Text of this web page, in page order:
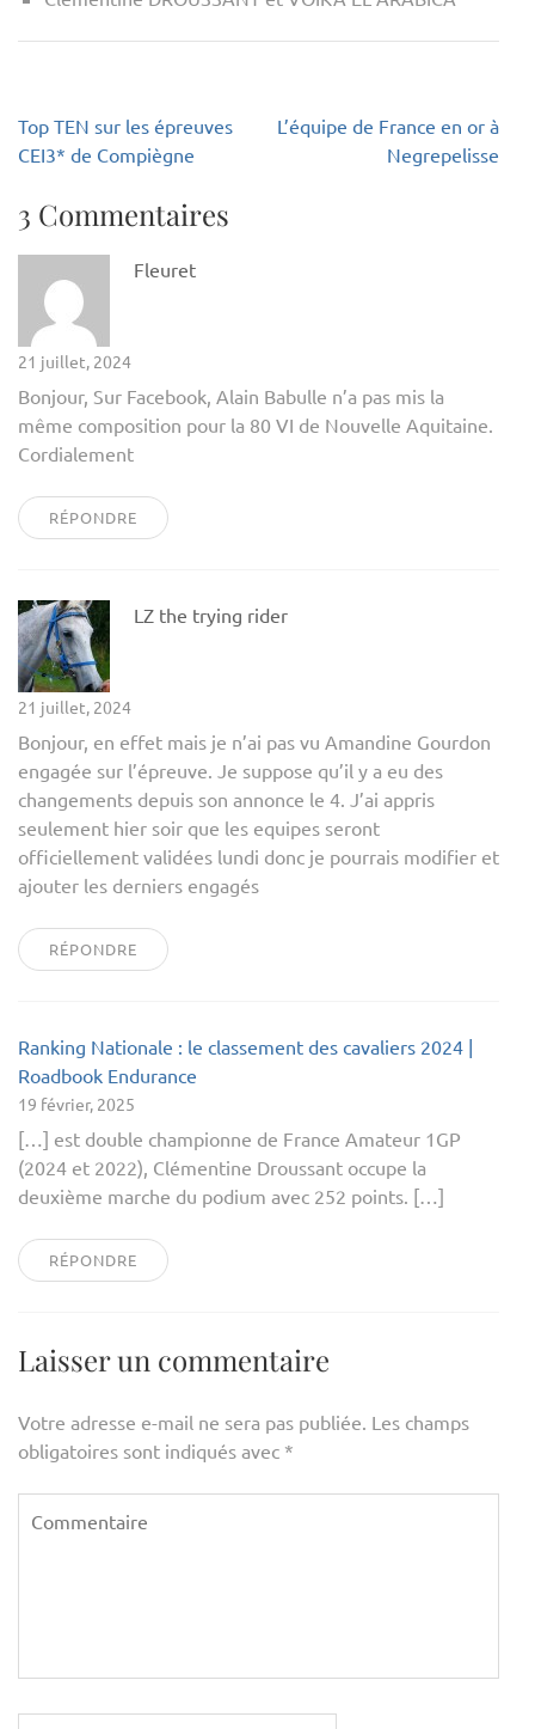
Navigation
de
Top TEN sur les épreuves
CEI3* de Compiègne
L’équipe de France en or à
Negrepelisse
3 Commentaires
Fleuret
21 juillet, 2024
Bonjour, Sur Facebook, Alain Babulle n’a pas mis la
même composition pour la 80 VI de Nouvelle Aquitaine.
Cordialement
RÉPONDRE
LZ the trying rider
21 juillet, 2024
Bonjour, en effet mais je n’ai pas vu Amandine Gourdon
engagée sur l’épreuve. Je suppose qu’il y a eu des
changements depuis son annonce le 4. J’ai appris
seulement hier soir que les equipes seront
officiellement validées lundi donc je pourrais modifier et
ajouter les derniers engagés
RÉPONDRE
Ranking Nationale : le classement des cavaliers 2024 |
Roadbook Endurance
19 février, 2025
[…] est double championne de France Amateur 1GP
(2024 et 2022), Clémentine Droussant occupe la
deuxième marche du podium avec 252 points. […]
RÉPONDRE
Laisser un commentaire
Votre adresse e-mail ne sera pas publiée. Les champs
obligatoires sont indiqués avec *